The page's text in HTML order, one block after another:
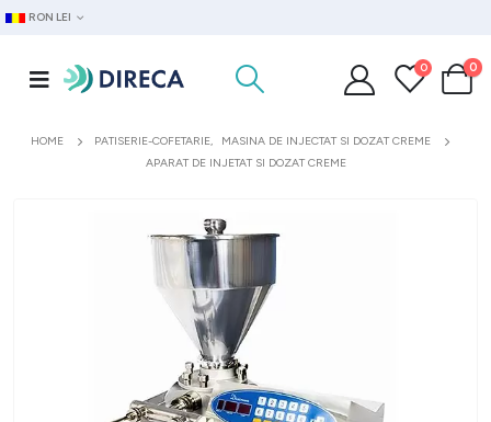
RON LEI
0 0
HOME PATISERIE-COFETARIE,
MASINA DE INJECTAT SI DOZAT CREME
APARAT DE INJETAT SI DOZAT CREME